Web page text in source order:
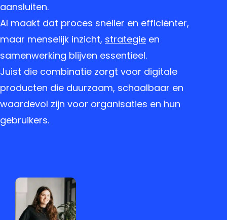
aansluiten.
AI maakt dat proces sneller en efficiënter,
maar menselijk inzicht, strategie en
samenwerking blijven essentieel.
Juist die combinatie zorgt voor digitale
producten die duurzaam, schaalbaar en
waardevol zijn voor organisaties en hun
gebruikers.